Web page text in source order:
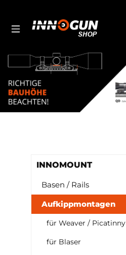
INNOMOUNT
Basen / Rails
Aufkippmontagen
für Weaver / Picatinny
für Blaser